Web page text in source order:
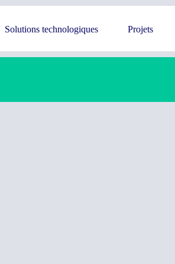
Solutions technologiques Projets